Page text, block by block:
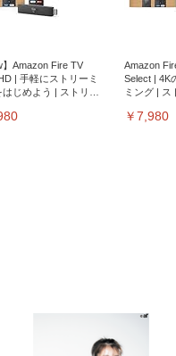
】Amazon Fire TV
| 手軽にストリーミ
はじめよう | ストリー
Amazon
Select | 4K
ミング | ス
￥7,980
クチェア メッシュチェ
工学 疲れない ブラッ
Sezlife オ
チェア 疲
チェア 強
ネス向けプレミア
ー | FlexScan
【純正品】
ニター
ク付き（CFI-
型 ワイド 42枚x2袋(84
ワイト(吸収面:ライトブ
ネオ・ル
ツ L 中型